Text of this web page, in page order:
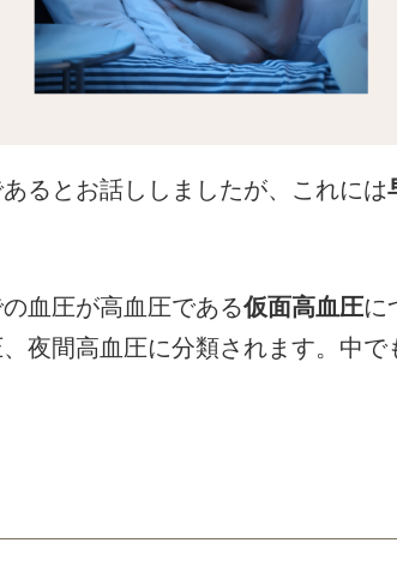
るとお話ししましたが、これには
血圧が高血圧である仮面高血圧に
夜間高血圧に分類されます。中で